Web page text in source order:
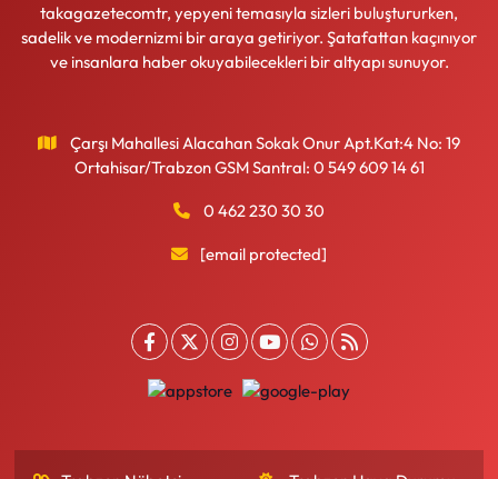
takagazetecomtr, yepyeni temasıyla sizleri buluştururken,
sadelik ve modernizmi bir araya getiriyor. Şatafattan kaçınıyor
ve insanlara haber okuyabilecekleri bir altyapı sunuyor.
Çarşı Mahallesi Alacahan Sokak Onur Apt.Kat:4 No: 19
Ortahisar/Trabzon GSM Santral: 0 549 609 14 61
0 462 230 30 30
[email protected]